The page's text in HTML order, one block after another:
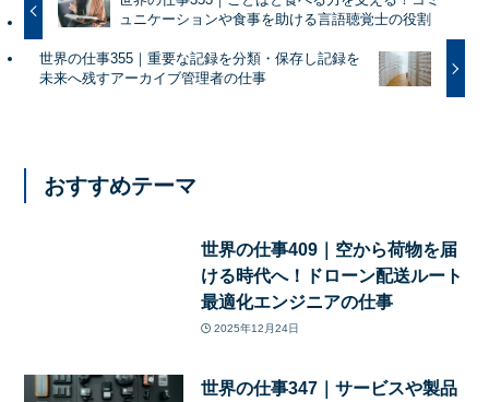
ュニケーションや食事を助ける言語聴覚士の役割
世界の仕事355｜重要な記録を分類・保存し記録を
未来へ残すアーカイブ管理者の仕事
おすすめテーマ
世界の仕事409｜空から荷物を届
ける時代へ！ドローン配送ルート
最適化エンジニアの仕事
2025年12月24日
世界の仕事347｜サービスや製品